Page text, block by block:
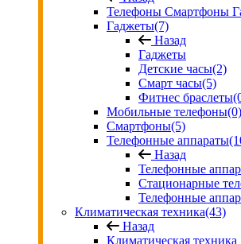
Телефоны Смартфоны
Гаджеты(7)
Назад
Гаджеты
Детские часы(2)
Смарт часы(5)
Фитнес браслеты
Мобильные телефоны(0)
Смартфоны(5)
Телефонные аппараты
Назад
Телефонные
Стационарные
Телефонные
Климатическая техника(43)
Назад
Климатическая техника